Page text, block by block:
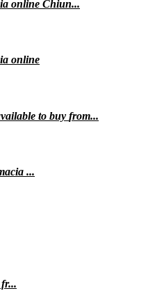
online Chiun...
online
to buy from...
...